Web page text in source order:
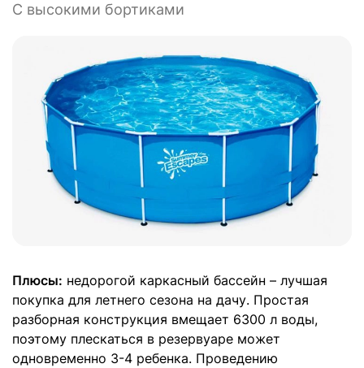
С высокими бортиками
Плюсы: недорогой каркасный бассейн – лучшая
покупка для летнего сезона на дачу. Простая
разборная конструкция вмещает 6300 л воды,
поэтому плескаться в резервуаре может
одновременно 3-4 ребенка. Проведению